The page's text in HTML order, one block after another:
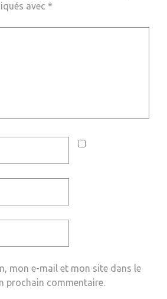
avec *
mon e-mail et mon site dans le
prochain commentaire.